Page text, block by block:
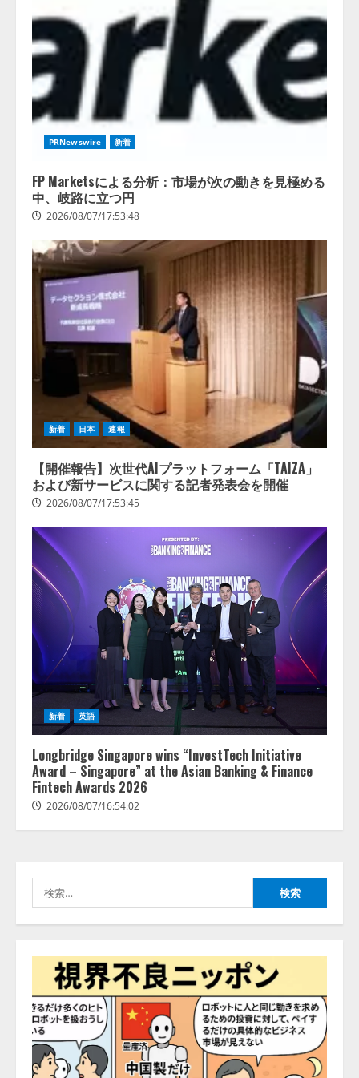
PRNewswire 新着
FP Marketsによる分析：市場が次の動きを見極める
中、岐路に立つ円
2026/08/07/17:53:48
新着 日本 速報
【開催報告】次世代AIプラットフォーム「TAIZA」
および新サービスに関する記者発表会を開催
2026/08/07/17:53:45
新着 英語
Longbridge Singapore wins “InvestTech Initiative
Award – Singapore” at the Asian Banking & Finance
Fintech Awards 2026
2026/08/07/16:54:02
索:
lmessage、MCP接続機能を強化
し、AIから設定操作できる機能を
拡充
2026/08/07/13:53:50
3
【2026年企業のAI導入・活用に関
する調査】AIを組織として導入で
きている企業は26.8％。AI導入企
業の68.0％が、自社でのAI導入・
活用は「上手くいっている」と回
答
ナレッジワーク、AIエンジニア油
の業界特化LLM」の開発とAI研究
2026/08/07/10:54:31
5
「TinhVan Technologies JSC.」と業
務提携
2026/08/06/14:54:32
【開催報告】次世代AIプラットフ
ォーム「TAIZA」および新サービ